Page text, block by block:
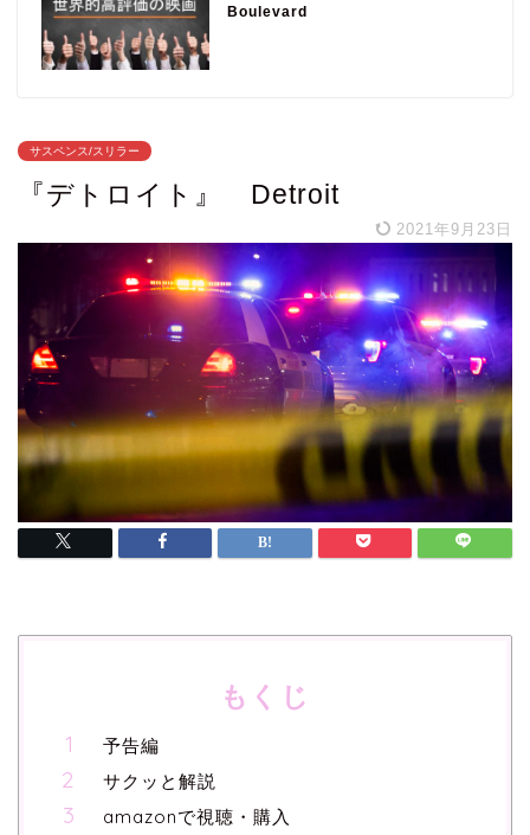
Boulevard
サスペンス/スリラー
『デトロイト』 Detroit
2021年9月23日
もくじ
予告編
サクッと解説
amazonで視聴・購入